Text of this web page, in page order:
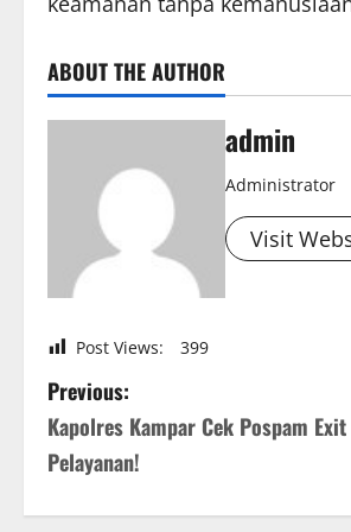
ABOUT THE AUTHOR
admin
Administrator
Visit
Post Views: 399
P
o
Previous:
Kapolres Kampar Cek Pospam
Pelayanan!